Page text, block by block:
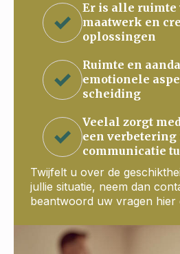
Er is alle ruimte
maatwerk en
oplossingen
Ruimte en
emotionele
scheiding
Veelal zorgt
een verbetering
communicatie
Twijfelt u over de
jullie situatie, neem dan
beantwoord uw vragen hier